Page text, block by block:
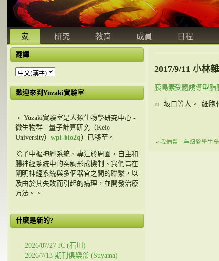
家 研究 教育 成員 日程
翻譯
歡迎來到Yuzaki實驗室
・ Yuzaki實驗室是人類生物學研究中心 -
微生物群 - 量子計算研究（Keio
University） wpi-bio2q）已移至。
除了中樞神經系統、專注於周圍，自主和
腸神經系統中的突觸形成機制、我們旨在
闡明神經系統與多個器官之間的聯繫，以
及由於其失敗而引起的病理，並開發治療
方法。。
什麼是新的?
2026/07/27 JC (石川)
2026/7/13 期刊俱樂部 (Suyama)
2017/9/11 小林
胰島素受體誘導型脂
m. 坂口等人。. 細胞
« 我們帶一年級醫學生